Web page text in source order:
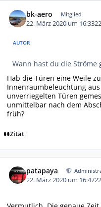
bk-aero Mitglied
22. März 2020 um 16:33
AUTOR
Wann hast du die Ströme
Hab die Türen eine Weile
Innenraumbeleuchtung
unverriegelten Türen
unmittelbar nach dem
früh?
Zitat
patapaya
22. März 2020 um 16:47